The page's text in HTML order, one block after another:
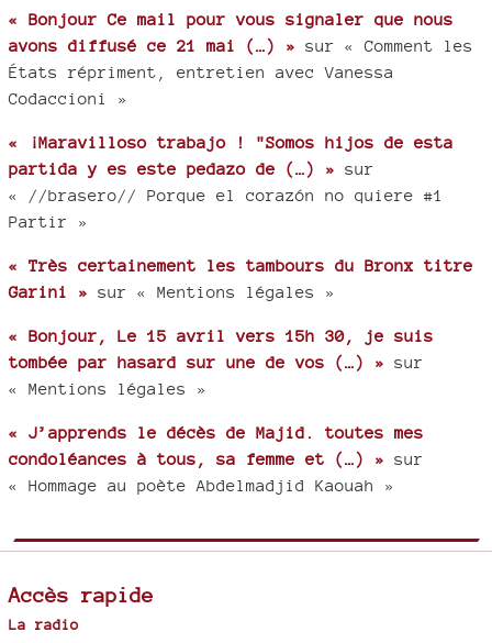
« Bonjour Ce mail pour vous signaler que nous
avons diffusé ce 21 mai (…) » sur « Comment les
États répriment, entretien avec Vanessa
Codaccioni »
« ¡Maravilloso trabajo ! "Somos hijos de esta
partida y es este pedazo de (…) » sur
« //brasero// Porque el corazón no quiere #1
Partir »
« Très certainement les tambours du Bronx titre
Garini » sur « Mentions légales »
« Bonjour, Le 15 avril vers 15h 30, je suis
tombée par hasard sur une de vos (…) » sur
« Mentions légales »
« J’apprends le décès de Majid. toutes mes
condoléances à tous, sa femme et (…) » sur
« Hommage au poète Abdelmadjid Kaouah »
Accès rapide
La radio